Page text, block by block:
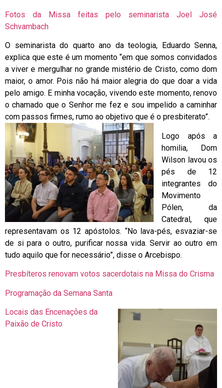
Fotos da Missa feitas pelo seminarista Joel José
Schvambach
O seminarista do quarto ano da teologia, Eduardo Senna,
explica que este é um momento “em que somos convidados
a viver e mergulhar no grande mistério de Cristo, como dom
maior, o amor. Pois não há maior alegria do que doar a vida
pelo amigo. E minha vocação, vivendo este momento, renovo
o chamado que o Senhor me fez e sou impelido a caminhar
com passos firmes, rumo ao objetivo que é o presbiterato”.
Logo após a
homilia, Dom
Wilson lavou os
pés de 12
integrantes do
Movimento
Pólen, da
Catedral, que
representavam os 12 apóstolos. “No lava-pés, esvaziar-se
de si para o outro, purificar nossa vida. Servir ao outro em
tudo aquilo que for necessário”, disse o Arcebispo.
Presbíteros renovam votos sacerdotais na Missa do Crisma
Programação da Semana Santa
Locais das Encenações da
Paixão de Cristo